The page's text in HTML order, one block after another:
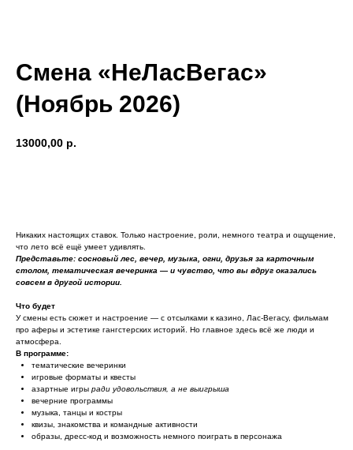
Смена «НеЛасВегас»
(Ноябрь 2026)
13000,00 р.
Никаких настоящих ставок. Только настроение, роли, немного театра и ощущение,
что лето всё ещё умеет удивлять.
Представьте: сосновый лес, вечер, музыка, огни, друзья за карточным
столом, тематическая вечеринка — и чувство, что вы вдруг оказались
совсем в другой истории.
Что будет
У смены есть сюжет и настроение — с отсылками к казино, Лас-Вегасу, фильмам
про аферы и эстетике гангстерских историй. Но главное здесь всё же люди и
атмосфера.
В программе:
тематические вечеринки
игровые форматы и квесты
азартные игры ради удовольствия, а не выигрыша
вечерние программы
музыка, танцы и костры
квизы, знакомства и командные активности
образы, дресс-код и возможность немного поиграть в персонажа